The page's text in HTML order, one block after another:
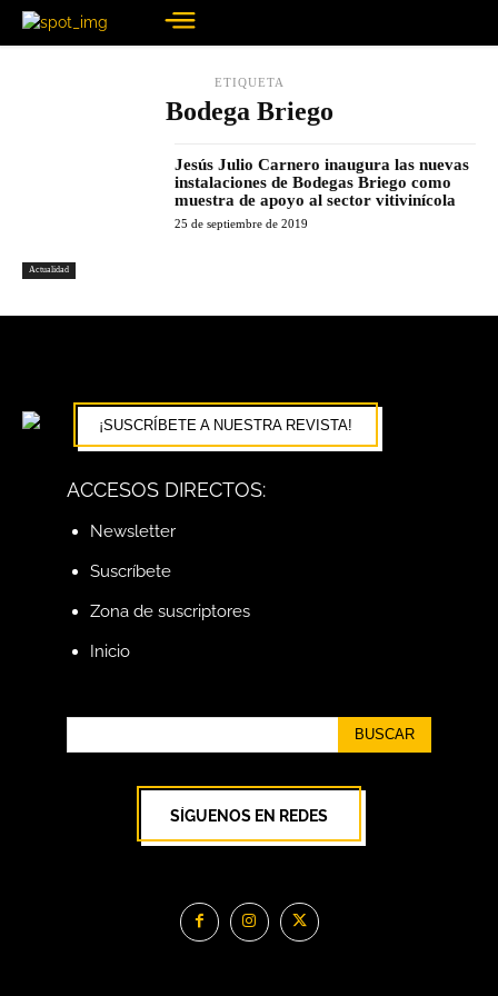
ETIQUETA
Bodega Briego
Actualidad
Jesús Julio Carnero inaugura las nuevas
instalaciones de Bodegas Briego como
muestra de apoyo al sector vitivinícola
25 de septiembre de 2019
¡SUSCRÍBETE A NUESTRA REVISTA!
ACCESOS DIRECTOS:
Newsletter
Suscríbete
Zona de suscriptores
Inicio
BUSCAR
SÍGUENOS EN REDES